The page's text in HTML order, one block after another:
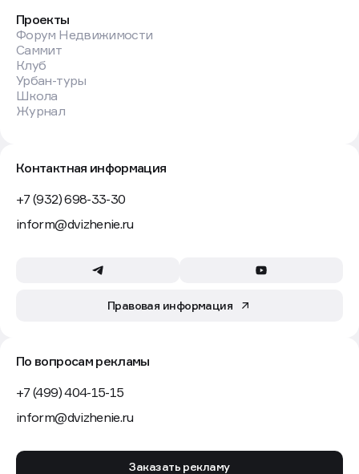
Проекты
Форум Недвижимости
Саммит
Клуб
Урбан-туры
Школа
Журнал
Контактная информация
+7 (932) 698-33-30
inform@dvizhenie.ru
Правовая информация
По вопросам рекламы
+7 (499) 404-15-15
inform@dvizhenie.ru
Заказать рекламу